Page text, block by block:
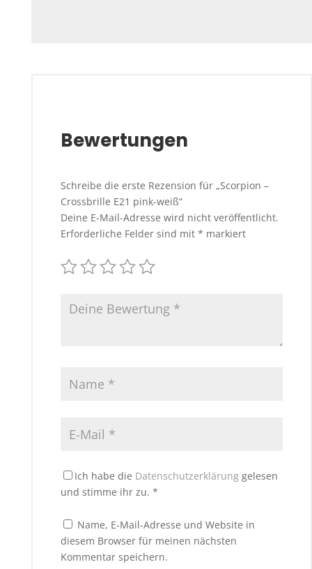
Bewertungen
Schreibe die erste Rezension für „Scorpion –
Crossbrille E21 pink-weiß“
Deine E-Mail-Adresse wird nicht veröffentlicht.
Erforderliche Felder sind mit * markiert
Ich habe die Datenschutzerklärunggelesen
und stimme ihr zu. *
Name, E-Mail-Adresse und Website in
diesem Browser für meinen nächsten
Kommentar speichern.